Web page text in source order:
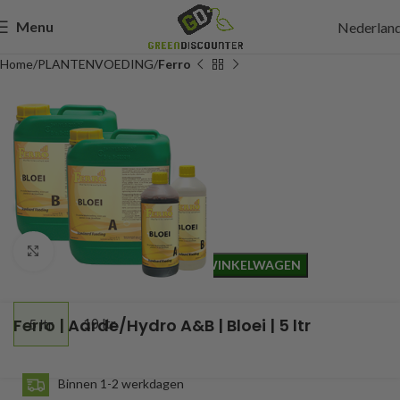
Menu
Home PLANTENVOEDING Ferro
Click to enlarge
Ferro | Aarde/Hydro A&B | Bloei | 5 ltr
27,75
Incl. btw
TOEVOEGEN AAN WINKELWAGEN
5 ltr 10 ltr
Binnen 1-2 werkdagen